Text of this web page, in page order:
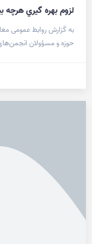
لزوم بهره گيري
به گزارش روابط عمومی
حوزه و مسؤولان